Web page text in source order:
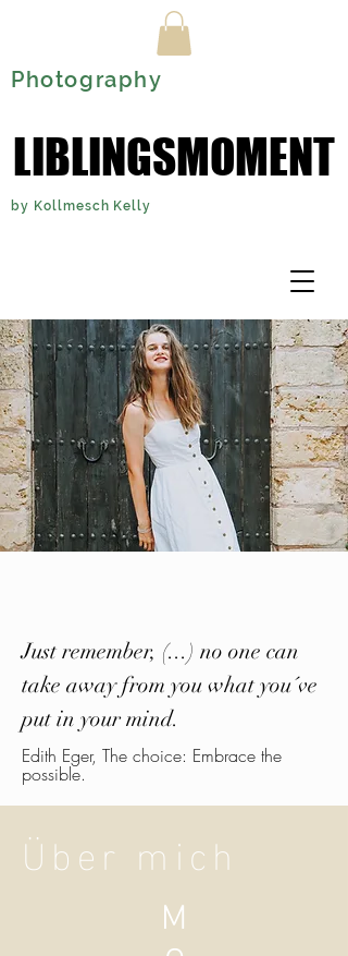
Photography
LIBLINGSMOMENT
LIBLINGSMOMENT
by Kollmesch Kelly
Über mich
M
Just remember, (...) no one can
take away from you what you´ve
put in your mind.
Edith Eger, The choice: Embrace the
possible.